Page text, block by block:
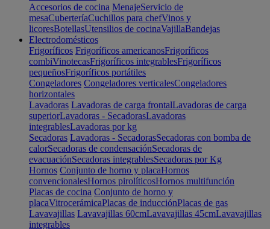
Accesorios de cocina MenajeServicio de
mesaCuberteríaCuchillos para chefVinos y
licoresBotellasUtensilios de cocinaVajillaBandejas
Electrodomésticos
Frigoríficos Frigoríficos americanosFrigoríficos
combiVinotecasFrigoríficos integrablesFrigoríficos
pequeñosFrigoríficos portátiles
Congeladores Congeladores verticalesCongeladores
horizontales
Lavadoras Lavadoras de carga frontalLavadoras de carga
superiorLavadoras - SecadorasLavadoras
integrablesLavadoras por kg
Secadoras Lavadoras - SecadorasSecadoras con bomba de
calorSecadoras de condensaciónSecadoras de
evacuaciónSecadoras integrablesSecadoras por Kg
Hornos Conjunto de horno y placaHornos
convencionalesHornos pirolíticosHornos multifunción
Placas de cocina Conjunto de horno y
placaVitrocerámicaPlacas de inducciónPlacas de gas
Lavavajillas Lavavajillas 60cmLavavajillas 45cmLavavajillas
integrables